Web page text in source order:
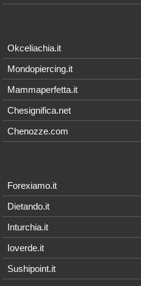
Okceliachia.it
Mondopiercing.it
Mammaperfetta.it
Chesignifica.net
Chenozze.com
Forexiamo.it
Dietando.it
Inturchia.it
Ioverde.it
Sushipoint.it